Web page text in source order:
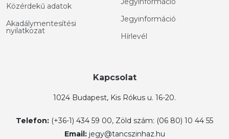
Közérdekű adatok
Akadálymentesítési
nyilatkozat
Jegyinformáció
Hírlevél
Kapcsolat
1024 Budapest, Kis Rókus u. 16-20.
Telefon: (+36-1) 434 59 00, Zöld szám: (06 80) 10 44 55
Email: jegy@tancszinhaz.hu